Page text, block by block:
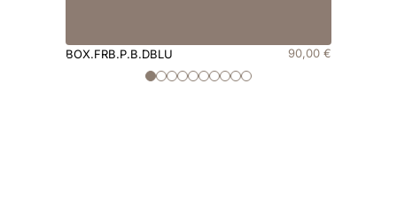
BOX.FRB.P.B.DBLU 90,00 €